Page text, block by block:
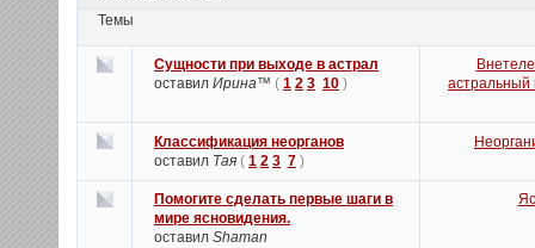
Темы
Сущности при выходе в астрал
оставил Ирина™ ( 1 2 3 10 )
астральный
Классификация неорганов
оставил Тая ( 1 2 3 7 )
Помогите сделать первые шаги в
мире ясновидения.
оставил Shaman